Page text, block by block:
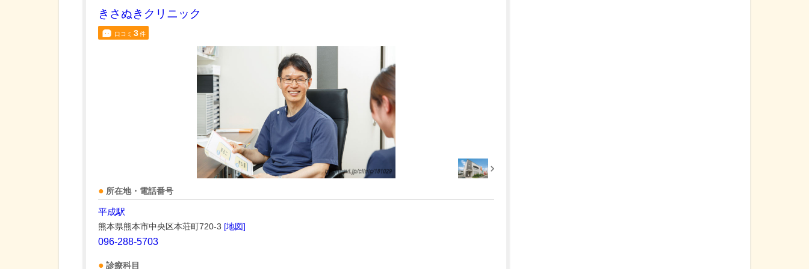
きさぬきクリニック
口コミ 3件
所在地・電話番号
平成駅
熊本県熊本市中央区本荘町720-3 [地図]
096-288-5703
診療科目